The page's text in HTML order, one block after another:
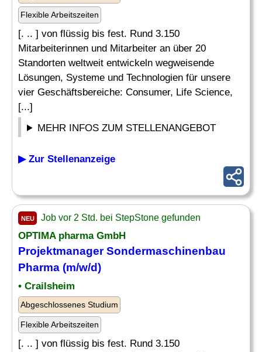
Flexible Arbeitszeiten
[. .. ] von flüssig bis fest. Rund 3.150
Mitarbeiterinnen und Mitarbeiter an über 20
Standorten weltweit entwickeln wegweisende
Lösungen, Systeme und Technologien für unsere
vier Geschäftsbereiche: Consumer, Life Science,
[...]
MEHR INFOS ZUM STELLENANGEBOT
▶ Zur Stellenanzeige
NEU Job vor 2 Std. bei StepStone gefunden
OPTIMA pharmaGmbH
Projektmanager Sondermaschinenbau
Pharma (m/w/d)
• Crailsheim
Abgeschlossenes Studium
Flexible Arbeitszeiten
[. .. ] von flüssig bis fest. Rund 3.150